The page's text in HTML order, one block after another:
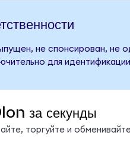
не спонсирован, не
для
за секунды
торгуйте и